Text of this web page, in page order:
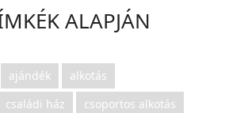
ALAPJÁN
ajándék
alkotás
családi ház
csoportos alkotás